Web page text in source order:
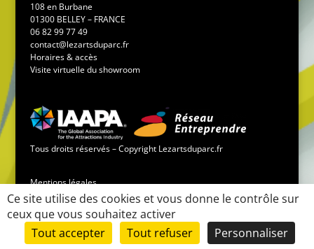
108 en Burbane
01300 BELLEY – FRANCE
06 82 99 77 49
contact@lezartsduparc.fr
Horaires & accès
Visite virtuelle du showroom
Tous droits réservés – Copyright Lezartsduparc.fr
Mentions légales
Conditions générales de vente
Ce site utilise des cookies et vous donne le contrôle sur
ceux que vous souhaitez activer
Tout accepter
Tout refuser
Personnaliser